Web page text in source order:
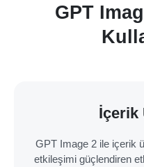
GPT
İçerik
GPT Image 2 ile içerik
etkileşimi güçlendiren